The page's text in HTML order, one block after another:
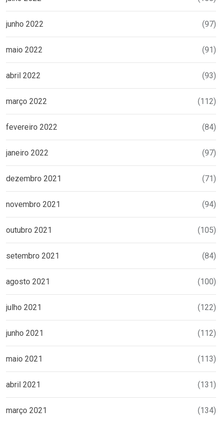
junho 2022 (97)
maio 2022 (91)
abril 2022 (93)
março 2022 (112)
fevereiro 2022 (84)
janeiro 2022 (97)
dezembro 2021 (71)
novembro 2021 (94)
outubro 2021 (105)
setembro 2021 (84)
agosto 2021 (100)
julho 2021 (122)
junho 2021 (112)
maio 2021 (113)
abril 2021 (131)
março 2021 (134)